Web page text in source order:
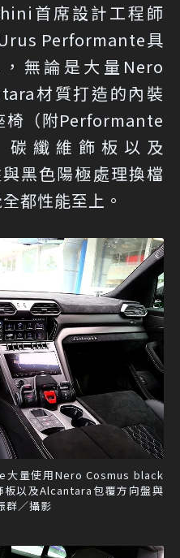
首席設計工程師
Performante具
無論是大量Nero
材質打造的內裝
椅（附Performante
纖維飾板以及
黑色陽極處理換檔
都性能至上。
量使用Nero Cosmus black
以及Alcantara包覆方向盤與
群／攝影